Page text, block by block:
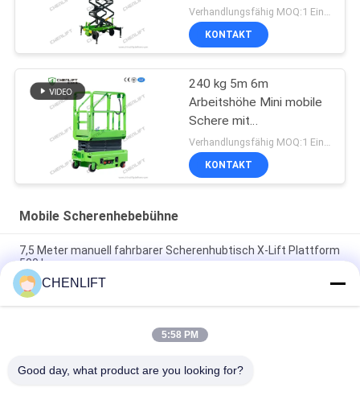
KONTAKT
240 kg 5m 6m
Arbeitshöhe Mini mobile
Schere mit
Erweiterungsplattform
Verhandlungsfähig MOQ:1 Einheit
KONTAKT
Mobile Scherenhebebühne
7,5 Meter manuell fahrbarer Scherenhubtisch X-Lift Plattform
500 kg
14M kleiner elektrischer Scherenhubtisch mit motorisiertem
Gerät, Tragfähigkeit 450 kg
Mini-Handhubarbeitsbühne 3,9 Meter mit rutschfester
CHENLIFT
5:58 PM
Good day, what product are you looking for?